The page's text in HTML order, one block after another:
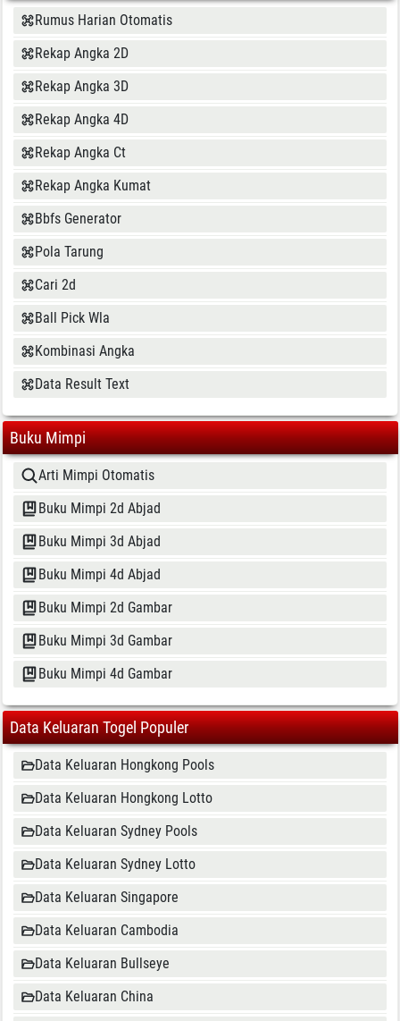
Rumus Harian Otomatis
Rekap Angka 2D
Rekap Angka 3D
Rekap Angka 4D
Rekap Angka Ct
Rekap Angka Kumat
Bbfs Generator
Pola Tarung
Cari 2d
Ball Pick Wla
Kombinasi Angka
Data Result Text
Buku Mimpi
Arti Mimpi Otomatis
Buku Mimpi 2d Abjad
Buku Mimpi 3d Abjad
Buku Mimpi 4d Abjad
Buku Mimpi 2d Gambar
Buku Mimpi 3d Gambar
Buku Mimpi 4d Gambar
Data Keluaran Togel Populer
Data Keluaran Hongkong Pools
Data Keluaran Hongkong Lotto
Data Keluaran Sydney Pools
Data Keluaran Sydney Lotto
Data Keluaran Singapore
Data Keluaran Cambodia
Data Keluaran Bullseye
Data Keluaran China